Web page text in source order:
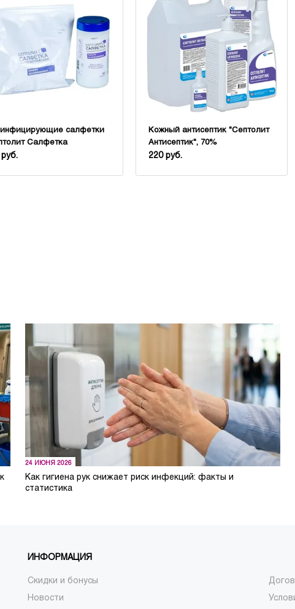
салфетки
Салфетка
Кожный антисептик "Септолит
Антисептик", 70%
220 руб.
24 ИЮНЯ 2026
Как гигиена рук снижает риск инфекций: факты и
статистика
ИНФОРМАЦИЯ
Скидки и бонусы
Новости